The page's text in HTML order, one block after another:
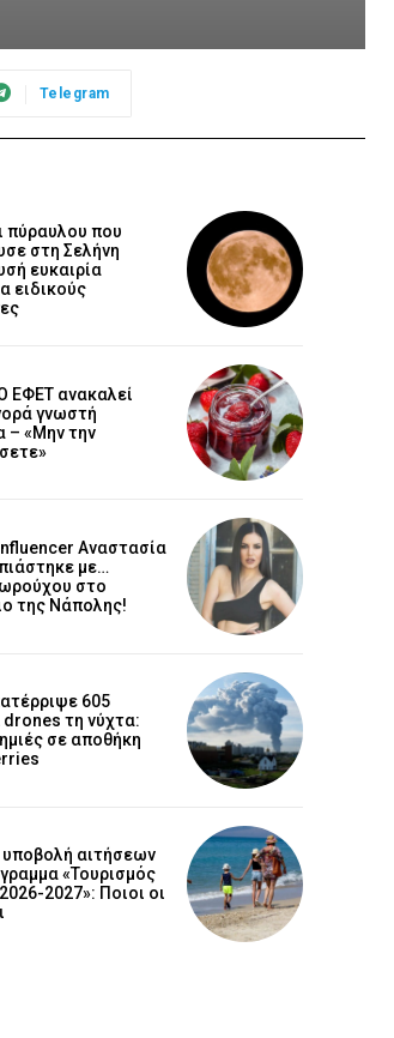
Telegram
πύραυλου που
στη Σελήνη
ευκαιρία
ειδικούς
ΕΦΕΤ ανακαλεί
γνωστή
– «Μην την
Αναστασία
με…
στο
της Νάπολης!
605
drones τη νύχτα:
σε αποθήκη
υποβολή αιτήσεων
«Τουρισμός
2027»: Ποιοι οι